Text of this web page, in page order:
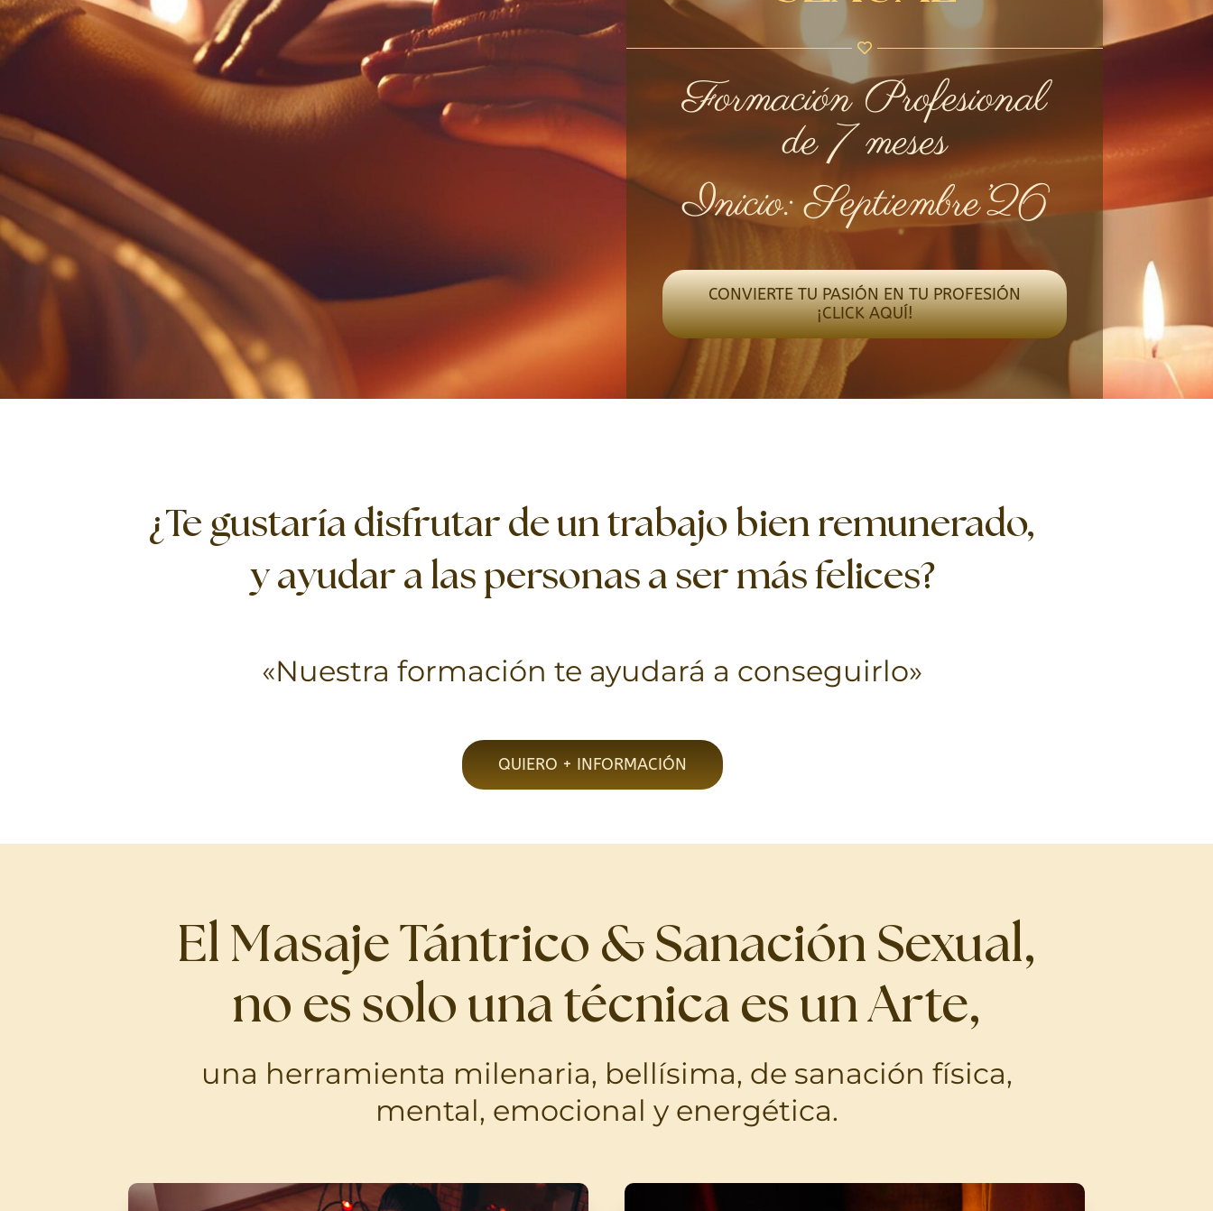
Formación Profesional
de 7 meses
Inicio: Septiembre’26
CONVIERTE TU PASIÓN EN TU PROFESIÓN
¡CLICK AQUÍ!
¿Te gustaría disfrutar de un trabajo bien remunerado,
y ayudar a las personas a ser más felices?
«Nuestra formación te ayudará a conseguirlo»
QUIERO + INFORMACIÓN
El Masaje Tántrico & Sanación Sexual,
no es solo una técnica es un Arte,
una herramienta milenaria, bellísima, de sanación física,
mental, emocional y energética.